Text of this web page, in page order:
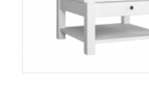
Orient S1D
Więcej